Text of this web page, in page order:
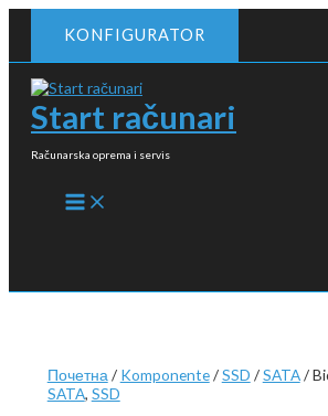
KONFIGURATOR
Start računari
Računarska oprema i servis
MAIN
MENU
Почетна / Komponente/SSD /SATA/
SATA, SSD